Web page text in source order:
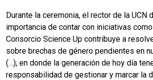
Durante la ceremonia, el rector de la UCN
importancia de contar con iniciativas
Consorcio Science Up contribuye a
sobre brechas de género pendientes en
(…), en donde la generación de hoy día
responsabilidad de gestionar y marcar la